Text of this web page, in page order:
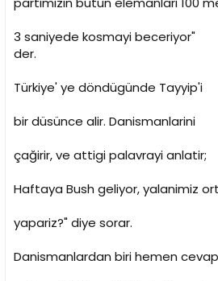
3 saniyede kosmayi beceriyor"
der.
Türkiye' ye döndügünde Tayyip'i
bir düsünce alir. Danismanlarini
çağirir, ve attigi palavrayi anlatir;
Haftaya Bush geliyor, yalanimiz
yapariz?" diye sorar.
Danismanlardan biri hemen